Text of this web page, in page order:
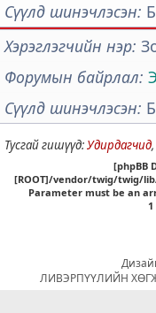
Сүүлд шинэчлэсэн
Хэрэглэгчийн нэр
Форумын байрлал
Сүүлд шинэчлэсэн
Тусгай гишүүд:Удирдагчид,
[phpBB
[ROOT]/vendor/twig/twig/
Parameter must be an
1
ЛИВЭРПҮҮЛИЙН